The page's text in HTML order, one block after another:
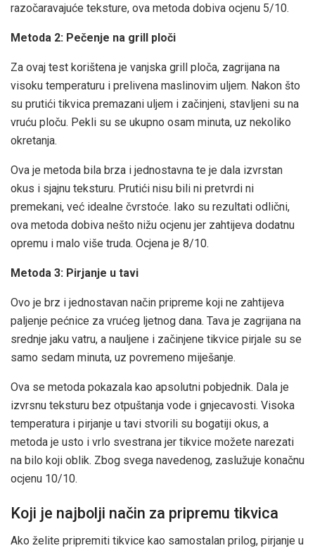
razočaravajuće teksture, ova metoda dobiva ocjenu 5/10.
Metoda 2: Pečenje na grill ploči
Za ovaj test korištena je vanjska grill ploča, zagrijana na
visoku temperaturu i prelivena maslinovim uljem. Nakon što
su prutići tikvica premazani uljem i začinjeni, stavljeni su na
vruću ploču. Pekli su se ukupno osam minuta, uz nekoliko
okretanja.
Ova je metoda bila brza i jednostavna te je dala izvrstan
okus i sjajnu teksturu. Prutići nisu bili ni pretvrdi ni
premekani, već idealne čvrstoće. Iako su rezultati odlični,
ova metoda dobiva nešto nižu ocjenu jer zahtijeva dodatnu
opremu i malo više truda. Ocjena je 8/10.
Metoda 3: Pirjanje u tavi
Ovo je brz i jednostavan način pripreme koji ne zahtijeva
paljenje pećnice za vrućeg ljetnog dana. Tava je zagrijana na
srednje jaku vatru, a nauljene i začinjene tikvice pirjale su se
samo sedam minuta, uz povremeno miješanje.
Ova se metoda pokazala kao apsolutni pobjednik. Dala je
izvrsnu teksturu bez otpuštanja vode i gnjecavosti. Visoka
temperatura i pirjanje u tavi stvorili su bogatiji okus, a
metoda je usto i vrlo svestrana jer tikvice možete narezati
na bilo koji oblik. Zbog svega navedenog, zaslužuje konačnu
ocjenu 10/10.
Koji je najbolji način za pripremu tikvica
Ako želite pripremiti tikvice kao samostalan prilog, pirjanje u